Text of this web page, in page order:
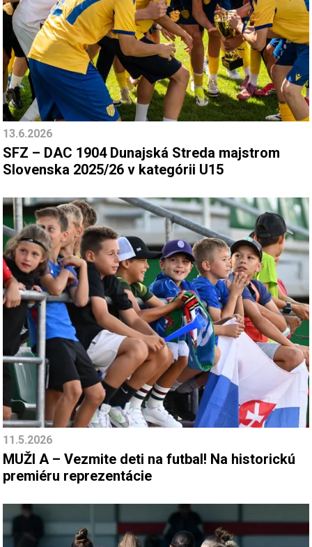
13.6.2026
SFZ – DAC 1904 Dunajská Streda majstrom
Slovenska 2025/26 v kategórii U15
11.5.2026
MUŽI A – Vezmite deti na futbal! Na historickú
premiéru reprezentácie